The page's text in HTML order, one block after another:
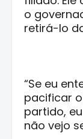
o
retirá-lo
“Se eu
pacificar
partido,
não vejo